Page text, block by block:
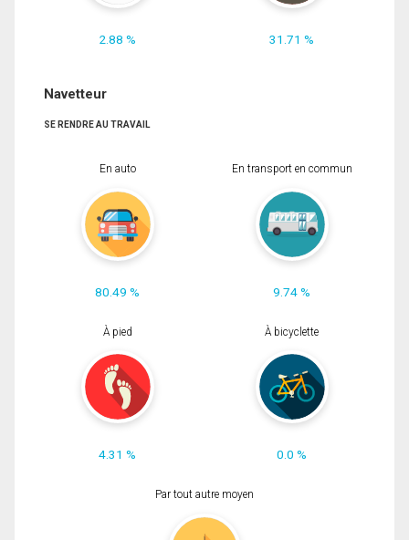
2.88 % 31.71 %
Navetteur
SE RENDRE AU TRAVAIL
En auto
80.49 %
En transport en commun
9.74 %
À pied
4.31 %
À bicyclette
0.0 %
Par tout autre moyen